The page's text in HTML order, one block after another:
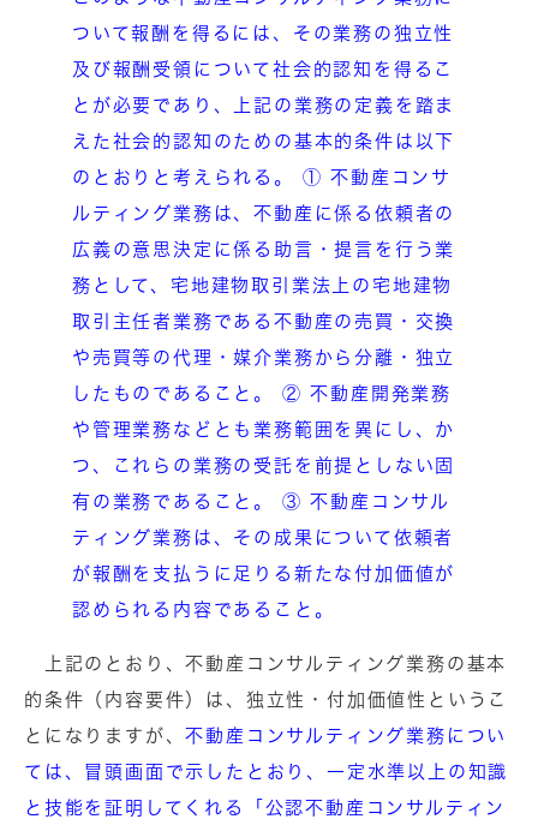
ついて報酬を得るには、その業務の独立性
及び報酬受領について社会的認知を得るこ
とが必要であり、上記の業務の定義を踏ま
えた社会的認知のための基本的条件は以下
のとおりと考えられる。 ① 不動産コンサ
ルティング業務は、不動産に係る依頼者の
広義の意思決定に係る助言・提言を行う業
務として、宅地建物取引業法上の宅地建物
取引主任者業務である不動産の売買・交換
や売買等の代理・媒介業務から分離・独立
したものであること。 ② 不動産開発業務
や管理業務などとも業務範囲を異にし、か
つ、これらの業務の受託を前提としない固
有の業務であること。 ③ 不動産コンサル
ティング業務は、その成果について依頼者
が報酬を支払うに足りる新たな付加価値が
認められる内容であること。
上記のとおり、不動産コンサルティング業務の基本
的条件（内容要件）は、独立性・付加価値性というこ
とになりますが、不動産コンサルティング業務につい
ては、冒頭画面で示したとおり、一定水準以上の知識
と技能を証明してくれる「公認不動産コンサルティン